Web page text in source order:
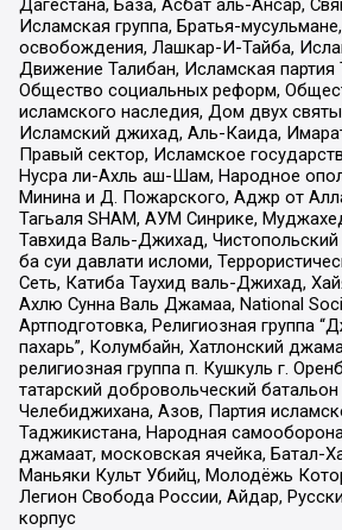
Исламская группа, Братья-
освобождения, Лашкар-И-Тайба,
Движение Талибан, Исламская партия
Общество социальных реформ,
исламского наследия, Дом двух
Исламский джихад, Аль-Каида,
Правый сектор, Исламское
Нусра ли-Ахль аш-Шам, Народное
Минина и Д. Пожарского, Аджр от
Тагьаля SHAM, АУМ Синрике,
Тавхида Валь-Джихад,
ба суи давлати исломи,
Сеть, Катиба Таухид валь-Джихад,
Ахлю Сунна Валь Джамаа, National
Артподготовка, Религиозная группа
пахарь”, Колумбайн, Хатлонский
религиозная группа п. Кушкуль г.
татарский добровольческий
Челебиджихана, Азов, Партия
Таджикистана, Народная
джамаат, московская ячейка, Батал-
Маньяки Культ Убийц, Молодёжь
Легион Свобода России, Айдар,
корпус